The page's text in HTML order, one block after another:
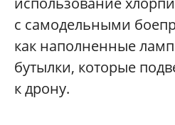
с самодельными
как наполненные
бутылки, которые
к дрону.